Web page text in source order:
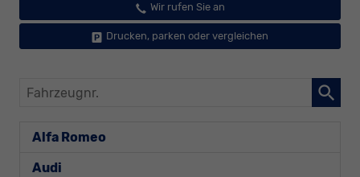
Wir rufen Sie an
Drucken, parken oder vergleichen
Fahrzeugnr.
Alfa Romeo
Audi